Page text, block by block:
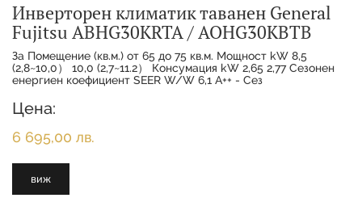
Инверторен климатик таванен General
Fujitsu ABHG30KRTA / AOHG30KBTB
За Помещение (кв.м.) от 65 до 75 кв.м. Мощност kW 8,5
(2,8~10,0） 10,0 (2,7~11.2） Консумация kW 2,65 2,77 Сезонен
енергиен коефициент SEER W/W 6,1 A++ - Сез
Цена:
6 695,00 лв.
виж